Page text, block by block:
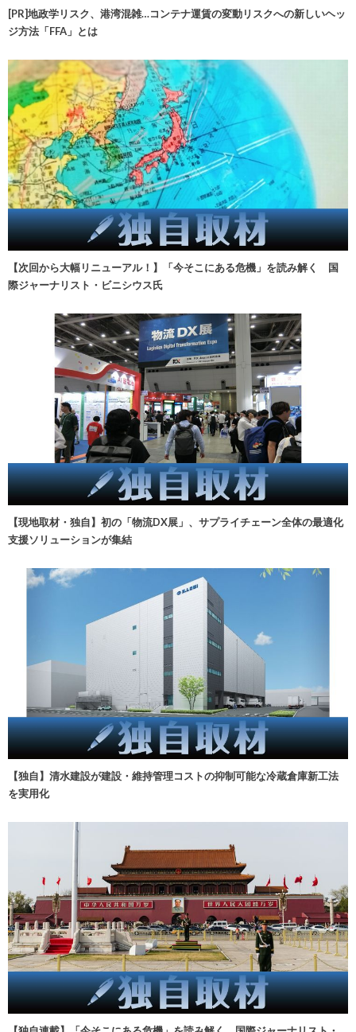
[PR]地政学リスク、港湾混雑…コンテナ運賃の変動リスクへの新しいヘッ
ジ方法「FFA」とは
【次回から大幅リニューアル！】「今そこにある危機」を読み解く 国
際ジャーナリスト・ビニシウス氏
【現地取材・独自】初の「物流DX展」、サプライチェーン全体の最適化
支援ソリューションが集結
【独自】清水建設が建設・維持管理コストの抑制可能な冷蔵倉庫新工法
を実用化